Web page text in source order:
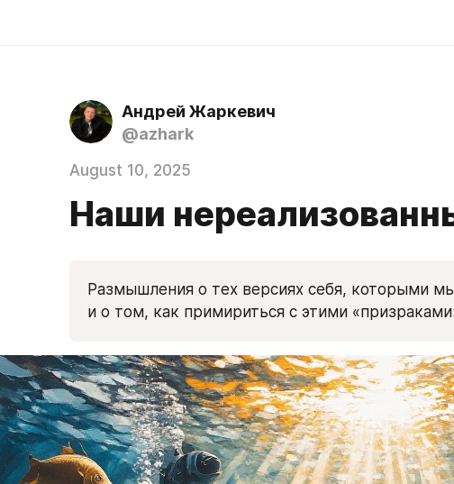
Андрей Жаркевич
@azhark
August 10, 2025
Наши
Размышления о тех версиях себя, которыми
и о том, как примириться с этими